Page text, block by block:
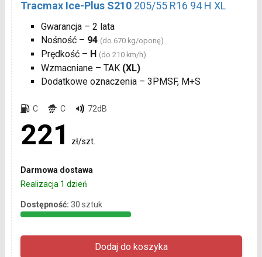
Tracmax Ice-Plus S210 205/55 R16 94 H XL
Gwarancja – 2 lata
Nośność – 94 (do 670 kg/oponę)
Prędkość – H (do 210 km/h)
Wzmacniane – TAK (XL)
Dodatkowe oznaczenia – 3PMSF, M+S
C C 72dB
221 zł/szt.
Darmowa dostawa
Realizacja 1 dzień
Dostępność: 30 sztuk